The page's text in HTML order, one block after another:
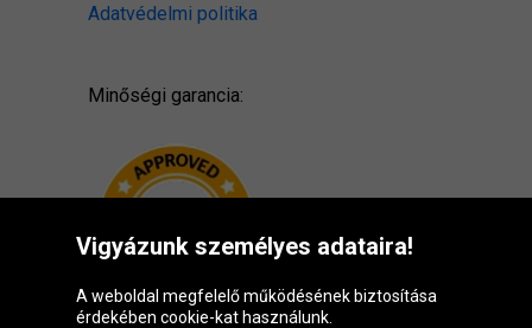
Adatvédelmi politika
Minőségi garancia:
Vigyázunk személyes adataira!
A weboldal megfelelő működésének biztosítása
érdekében cookie-kat használunk.